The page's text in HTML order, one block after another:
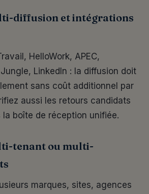
diffusion et intégrations
HelloWork, APEC,
LinkedIn : la diffusion doit
sans coût additionnel par
aussi les retours candidats
boîte de réception unifiée.
tenant ou multi-
marques, sites, agences